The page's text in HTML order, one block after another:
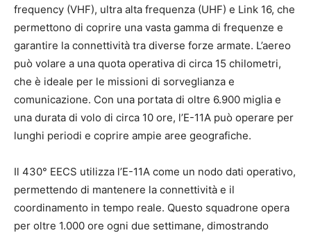
frequency (VHF), ultra alta frequenza (UHF) e Link 16, che
permettono di coprire una vasta gamma di frequenze e
garantire la connettività tra diverse forze armate. L’aereo
può volare a una quota operativa di circa 15 chilometri,
che è ideale per le missioni di sorveglianza e
comunicazione. Con una portata di oltre 6.900 miglia e
una durata di volo di circa 10 ore, l’E-11A può operare per
lunghi periodi e coprire ampie aree geografiche.
Il 430° EECS utilizza l’E-11A come un nodo dati operativo,
permettendo di mantenere la connettività e il
coordinamento in tempo reale. Questo squadrone opera
per oltre 1.000 ore ogni due settimane, dimostrando